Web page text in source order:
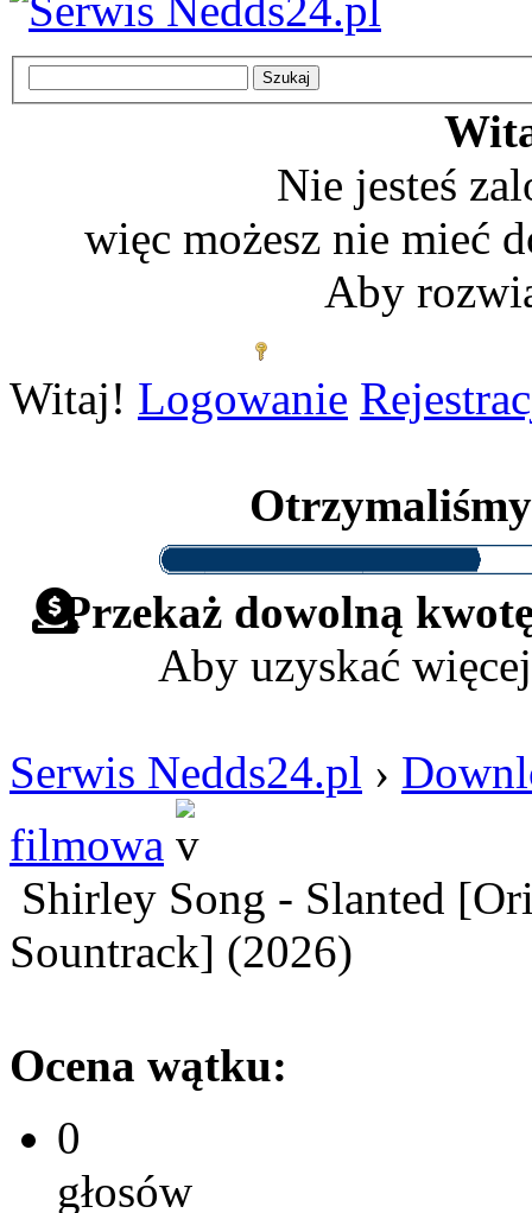
Nie jesteś
więc możesz nie mieć
Aby
Witaj! Logowanie
Przekaż dowolną
Aby uzyskać
Serwis Nedds24.pl ›
filmowa
Shirley Song - Slanted
Sountrack] (2026)
Ocena wątku:
0
głosów